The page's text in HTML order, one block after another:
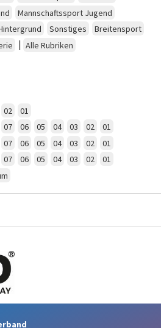
Mannschaftssport Jugend
Sonstiges
Breitensport
| Alle Rubriken
02 01
07 06 05 04 03 02 01
07 06 05 04 03 02 01
07 06 05 04 03 02
01